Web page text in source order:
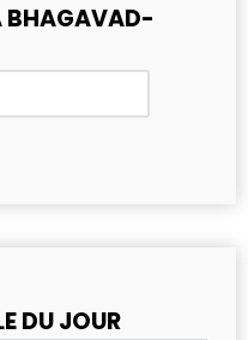
BHAGAVAD-
results.
DU JOUR